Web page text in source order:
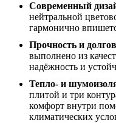
Современный
нейтральной
гармонично
Прочность и
выполнено из
надёжность и
Тепло- и
плитой и три
комфорт внутри
климатических